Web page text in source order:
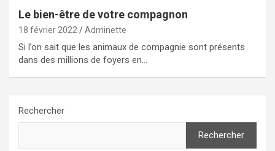
Le bien-être de votre compagnon
18 février 2022 Adminette
Si l’on sait que les animaux de compagnie sont présents
dans des millions de foyers en…
Rechercher
Rechercher